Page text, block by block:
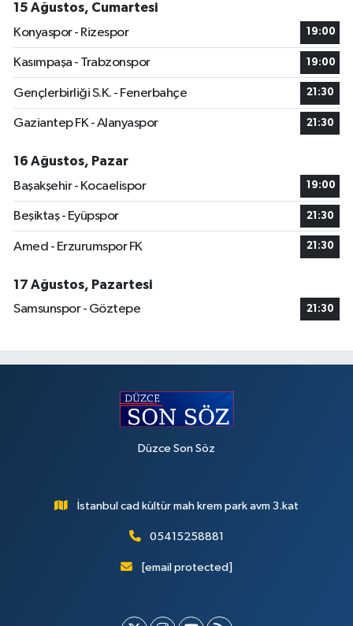
15 Ağustos, Cumartesi
Konyaspor - Rizespor
19:00
Kasımpaşa - Trabzonspor 19:00
Gençlerbirliği S.K. - Fenerbahçe 21:30
Gaziantep FK - Alanyaspor 21:30
16 Ağustos, Pazar
Başakşehir - Kocaelispor
19:00
Beşiktaş - Eyüpspor 21:30
Amed - Erzurumspor FK 21:30
17 Ağustos, Pazartesi
Samsunspor - Göztepe
21:30
Düzce Son Söz
İstanbul cad kültür mah krem park avm 3.kat
05415258881
[email protected]